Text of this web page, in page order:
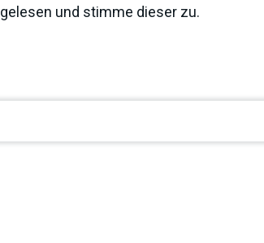
gelesen und stimme dieser zu.